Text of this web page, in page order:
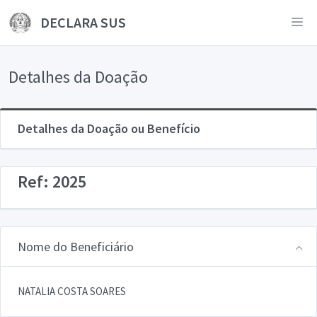
DECLARA SUS
Detalhes da Doação
Detalhes da Doação ou Benefício
Ref: 2025
Nome do Beneficiário
NATALIA COSTA SOARES